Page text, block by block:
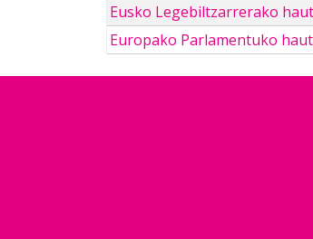
Eusko Legebiltzarrerako
Europako Parlamentuko